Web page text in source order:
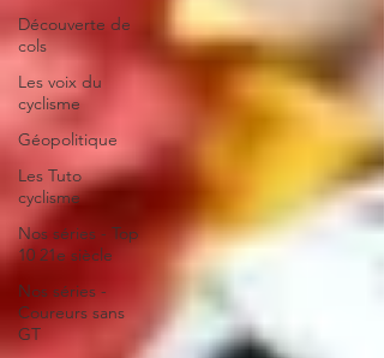
Découverte de
cols
Les voix du
cyclisme
Géopolitique
Les Tuto
cyclisme
Nos séries - Top
10 21e siècle
Nos séries -
Coureurs sans
GT